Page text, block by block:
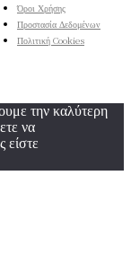
Όροι Χρήσης
Προστασία Δεδομένων
Πολιτική Cookies
την καλύτερη
να
είστε